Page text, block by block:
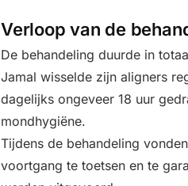
Verloop van de
De behandeling duurde in
Jamal wisselde zijn aligners
dagelijks ongeveer 18 uur
mondhygiëne.
Tijdens de behandeling
voortgang te toetsen en te